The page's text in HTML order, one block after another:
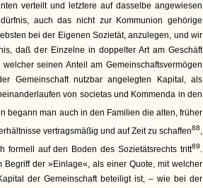
verteilt und letztere auf dasselbe angewiesen
auch das nicht zur Kommunion gehörige
bei der Eigenen Sozietät, anzulegen, und wir
daß der Einzelne in doppelter Art am Geschäft
seinen Anteil am Gemeinschaftsvermögen
Gemeinschaft nutzbar angelegten Kapital, als
von societas und Kommenda in den
begann man auch in den Familien die alten, früher
vertragsmäßig und auf Zeit zu schaffen88,
formell auf den Boden des Sozietätsrechts tritt89.
der »Einlage«, als einer Quote, mit welcher
der Gemeinschaft beteiligt ist, – wie bei der